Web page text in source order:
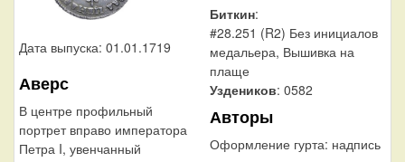
Дата выпуска: 01.01.1719
Аверс
В центре профильный
портрет вправо императора
Петра I, увенчанный
Биткин:
#28.251 (R2) Без инициалов
медальера, Вышивка на
плаще
Уздеников: 0582
Авторы
Оформление гурта: надпись